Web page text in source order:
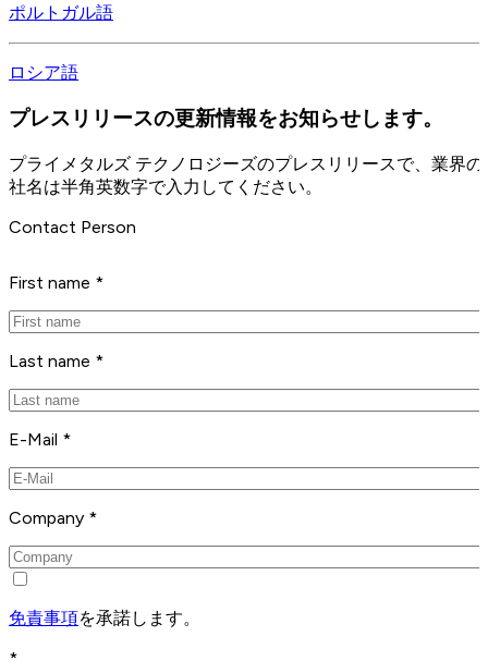
ポルトガル語
ロシア語
プレスリリースの更新情報をお知らせします。
プライメタルズ テクノロジーズのプレスリリースで、業界
社名は半角英数字で入力してください。
Contact Person
First name *
Last name *
E-Mail *
Company *
免責事項を承諾します。